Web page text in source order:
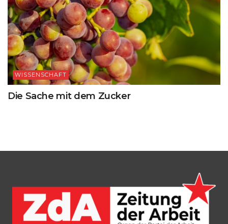
WISSENSCHAFT
Die Sache mit dem Zucker